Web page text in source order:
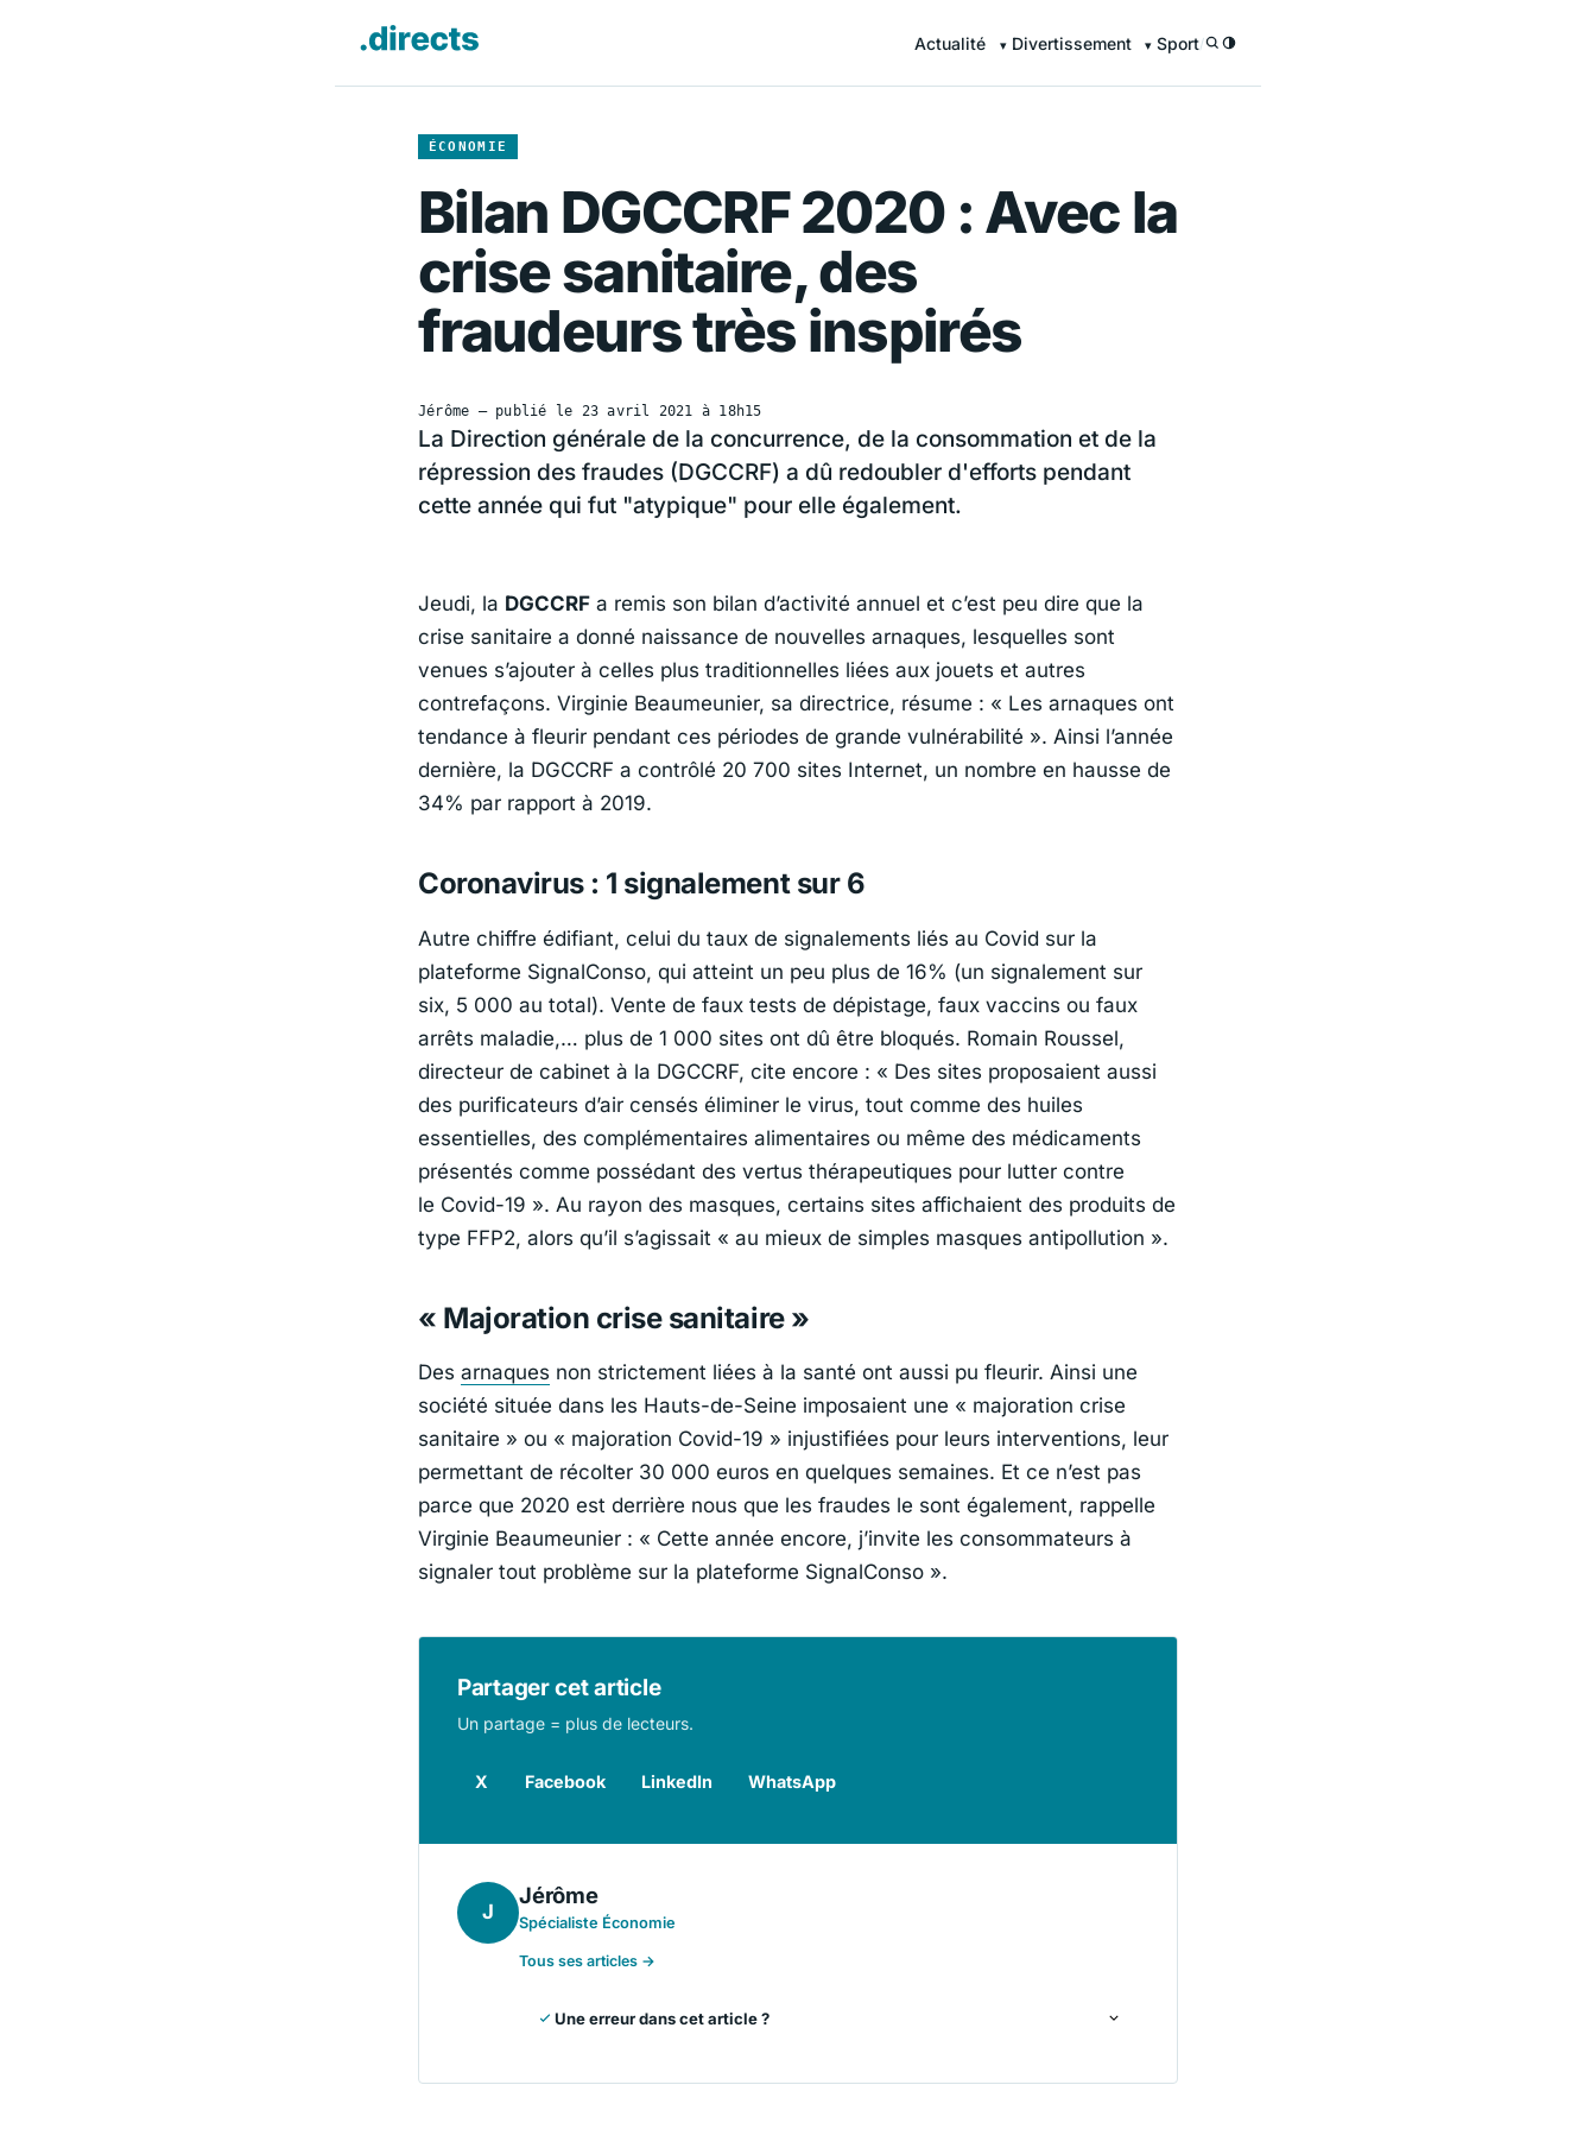
Actualité Divertissement Sport/
ÉCONOMIE
Bilan DGCCRF 2020 : Avec la
crise sanitaire, des
fraudeurs très inspirés
Jérôme — publié le 23 avril 2021 à 18h15
La Direction générale de la concurrence, de la consommation et de la
répression des fraudes (DGCCRF) a dû redoubler d'efforts pendant
cette année qui fut "atypique" pour elle également.
Jeudi, la DGCCRF a remis son bilan d’activité annuel et c’est peu dire que la
crise sanitaire a donné naissance de nouvelles arnaques, lesquelles sont
venues s’ajouter à celles plus traditionnelles liées aux jouets et autres
contrefaçons. Virginie Beaumeunier, sa directrice, résume : « Les arnaques ont
tendance à fleurir pendant ces périodes de grande vulnérabilité ». Ainsi l’année
dernière, la DGCCRF a contrôlé 20 700 sites Internet, un nombre en hausse de
34% par rapport à 2019.
Coronavirus : 1 signalement sur 6
Autre chiffre édifiant, celui du taux de signalements liés au Covid sur la
plateforme SignalConso, qui atteint un peu plus de 16% (un signalement sur
six, 5 000 au total). Vente de faux tests de dépistage, faux vaccins ou faux
arrêts maladie,… plus de 1 000 sites ont dû être bloqués. Romain Roussel,
directeur de cabinet à la DGCCRF, cite encore : « Des sites proposaient aussi
des purificateurs d’air censés éliminer le virus, tout comme des huiles
essentielles, des complémentaires alimentaires ou même des médicaments
présentés comme possédant des vertus thérapeutiques pour lutter contre
le Covid-19 ». Au rayon des masques, certains sites affichaient des produits de
type FFP2, alors qu’il s’agissait « au mieux de simples masques antipollution ».​
« Majoration crise sanitaire »
Des arnaques non strictement liées à la santé ont aussi pu fleurir. Ainsi une
société située dans les Hauts-de-Seine imposaient une « majoration crise
sanitaire » ou « majoration Covid-19 » injustifiées pour leurs interventions, leur
permettant de récolter 30 000 euros en quelques semaines. Et ce n’est pas
parce que 2020 est derrière nous que les fraudes le sont également, rappelle
Virginie Beaumeunier : « Cette année encore, j’invite les consommateurs à
signaler tout problème sur la plateforme SignalConso ».
Partager cet article
Un partage = plus de lecteurs.
X Facebook LinkedIn WhatsApp
J
Jérôme
Spécialiste Économie
Tous ses articles →
Une erreur dans cet article ?